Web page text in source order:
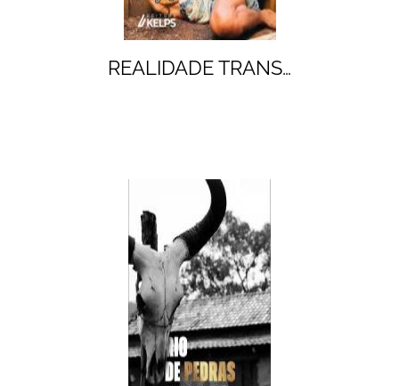
REALIDADE TRANS…